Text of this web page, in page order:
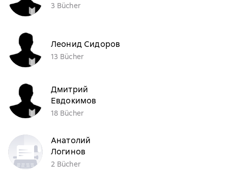
3 Bücher
Леонид Сидоров
13 Bücher
Дмитрий
Евдокимов
18 Bücher
Анатолий
Логинов
2 Bücher